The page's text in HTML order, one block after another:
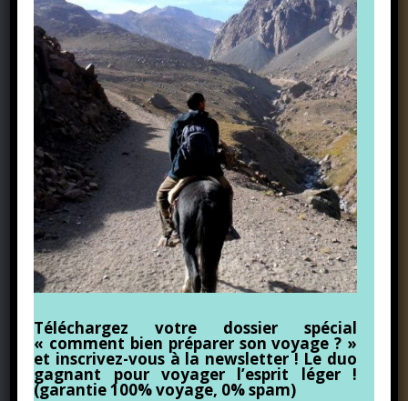
Téléchargez votre dossier spécial
« comment bien préparer son voyage ? »
et inscrivez-vous à la newsletter ! Le duo
gagnant pour voyager l’esprit léger !
(garantie 100% voyage, 0% spam)